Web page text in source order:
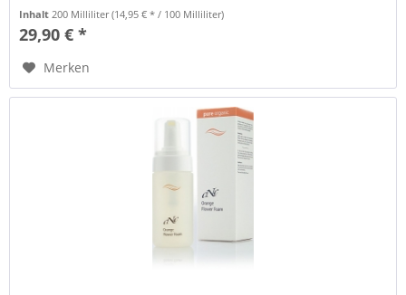
Inhalt200 Milliliter(14,95 € * / 100 Milliliter)
29,90 € *
Merken